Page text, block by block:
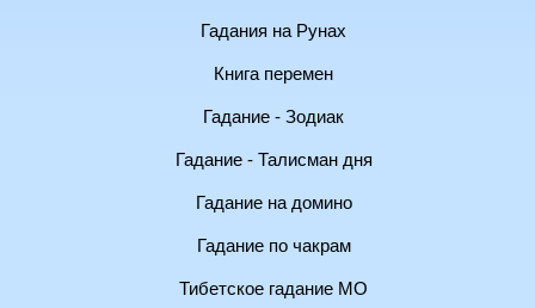
Гадания на Рунах
Книга перемен
Гадание - Зодиак
Гадание - Талисман дня
Гадание на домино
Гадание по чакрам
Тибетское гадание МО